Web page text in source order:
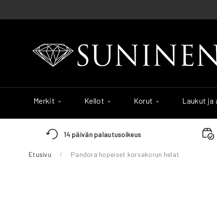
to
Merkit Kellot Korut Laukut ja
14 päivän palautusoikeus
Etusivu Pandora hopeiset korvakorun helat